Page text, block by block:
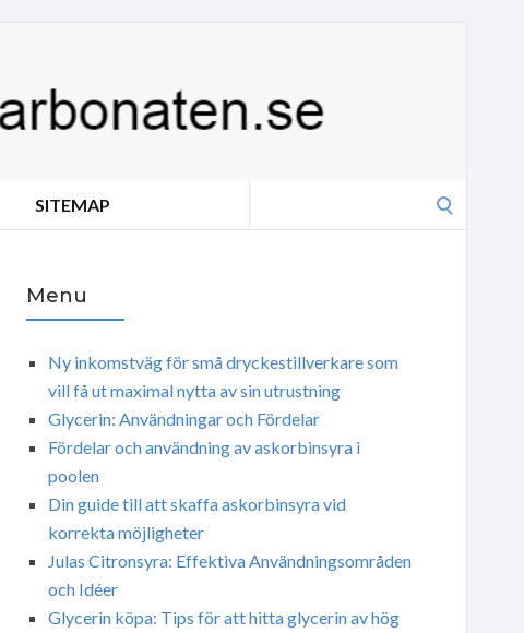
SITEMAP
Menu
Ny inkomstväg för små dryckestillverkare som
vill få ut maximal nytta av sin utrustning
Glycerin: Användningar och Fördelar
Fördelar och användning av askorbinsyra i
poolen
Din guide till att skaffa askorbinsyra vid
korrekta möjligheter
Julas Citronsyra: Effektiva Användningsområden
och Idéer
Glycerin köpa: Tips för att hitta glycerin av hög